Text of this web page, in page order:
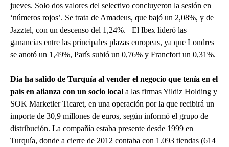
jueves. Solo dos valores del selectivo concluyeron la sesión en
‘números rojos’. Se trata de Amadeus, que bajó un 2,08%, y de
Jazztel, con un descenso del 1,24%. El Ibex lideró las
ganancias entre las principales plazas europeas, ya que Londres
se anotó un 1,49%, París subió un 0,76% y Francfort un 0,31%.
Dia ha salido de Turquía al vender el negocio que tenía en el
país en alianza con un socio local a las firmas Yildiz Holding y
SOK Marketler Ticaret, en una operación por la que recibirá un
importe de 30,9 millones de euros, según informó el grupo de
distribución. La compañía estaba presente desde 1999 en
Turquía, donde a cierre de 2012 contaba con 1.093 tiendas (614